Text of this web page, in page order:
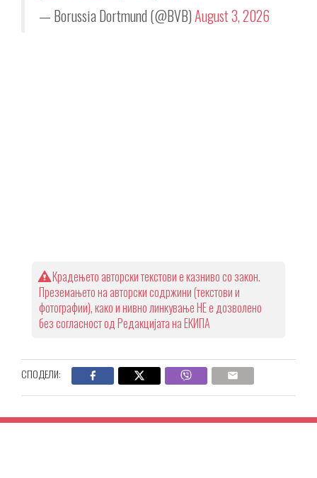
— Borussia Dortmund (@BVB)August 3, 2026
Крадењето авторски текстови е казниво со закон.
Преземањето на авторски содржини (текстови и
фотографии), како и нивно линкување НЕ е дозволено
без согласност од Редакцијата на ЕКИПА
СПОДЕЛИ: